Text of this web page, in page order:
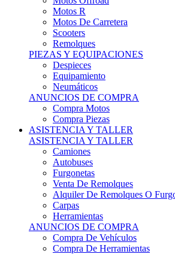
Motos R
Motos De Carretera
Scooters
Remolques
PIEZAS Y EQUIPACIONES
Despieces
Equipamiento
Neumáticos
ANUNCIOS DE COMPRA
Compra Motos
Compra Piezas
ASISTENCIA Y TALLER
ASISTENCIA Y TALLER
Camiones
Autobuses
Furgonetas
Venta De Remolques
Alquiler De Remolques O
Carpas
Herramientas
ANUNCIOS DE COMPRA
Compra De Vehículos
Compra De Herramientas